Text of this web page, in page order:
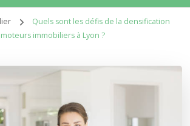
Quels sont les défis de la densification
immobiliers à Lyon ?